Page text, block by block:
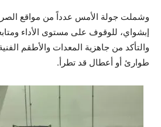
وشملت جولة الأمس عدداً من مواقع
إبشواي، للوقوف على مستوى الأداء
والتأكد من جاهزية المعدات والأطقم
طوارئ أو أعطال قد تطرأ.